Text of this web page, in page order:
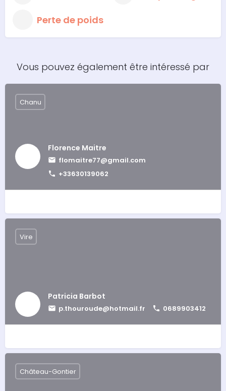
Perte de poids
Vous pouvez également être intéressé par
Florence Maitre
flomaitre77@gmail.com
+33630139062
Chanu
Patricia Barbot
p.thouroude@hotmail.fr 0689903412
Vire
Château-Gontier